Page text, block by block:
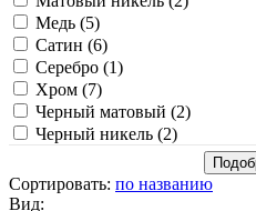
Медь (5)
Сатин (6)
Серебро (1)
Хром (7)
Черный матовый (2)
Черный никель (2)
Сортировать: по названию
Вид: